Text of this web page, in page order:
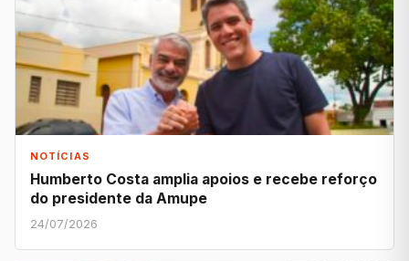
NOTÍCIAS
Humberto Costa amplia apoios e recebe reforço
do presidente da Amupe
24/07/2026